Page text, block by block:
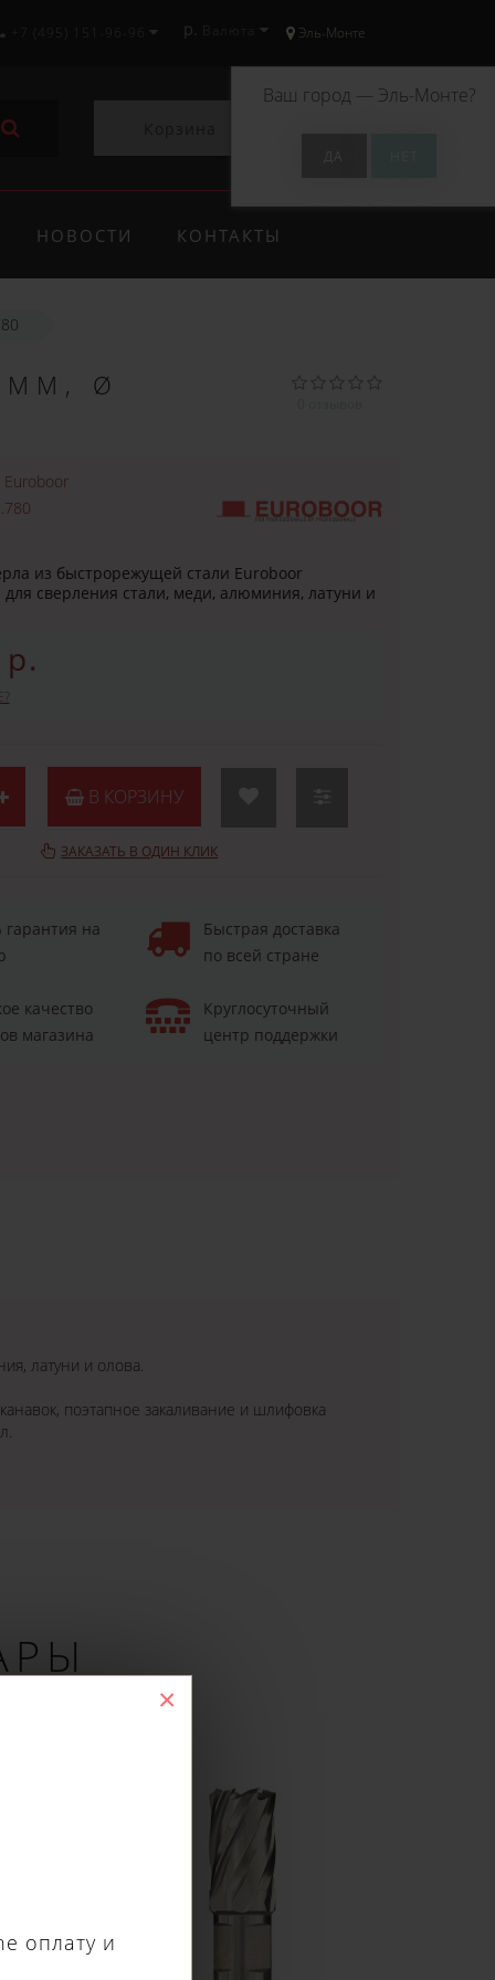
оплату и
×
Эль-Монте
Ваш город — Эль-Монте?
+7 (495) 151-96-96 р.
НОВОСТИ КОНТАКТЫ
ММ, Ø
Euroboor
из быстрорежущей стали Euroboor
сверления стали, меди, алюминия, латуни и
В КОРЗИНУ
ЗАКАЗАТЬ В ОДИН КЛИК
гарантия на
Быстрая доставка
по всей стране
качество
магазина
Круглосуточный
центр поддержки
латуни и олова.
поэтапное закаливание и шлифовка